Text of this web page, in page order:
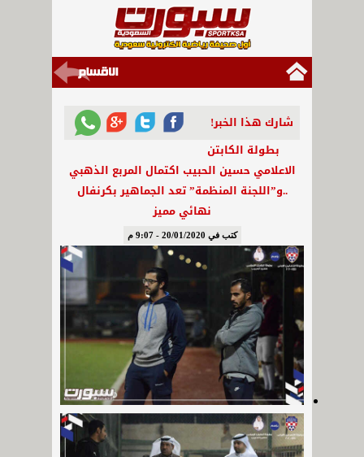
شارك هذا الخبر!
بطولة الكابتن
الاعلامي حسين الحبيب اكتمال المربع الذهبي
..و”اللجنة المنظمة” تعد الجماهير بكرنفال
نهائي مميز
كتب في 20/01/2020 - 9:07 م